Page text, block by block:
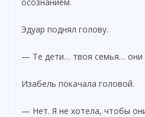
Эдуар поднял голову.
— Те дети… твоя семья… они
Изабель покачала головой.
— Нет. Я не хотела, чтобы